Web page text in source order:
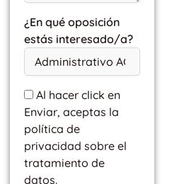
¿En qué oposición
estás interesado/a?
Al hacer click en
Enviar, aceptas la
política de
privacidad sobre el
tratamiento de
datos.